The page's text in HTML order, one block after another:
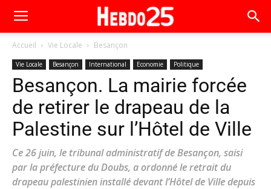
Accueil Vie Locale Besançon
Vie Locale Besançon International Economie Politique
Besançon. La mairie forcée
de retirer le drapeau de la
Palestine sur l’Hôtel de Ville
Ce 26 juin, le tribunal administratif de Besançon, saisi
par la préfecture du Doubs, a ordonné le retrait du
drapeau palestinien installé devant l’Hôtel de Ville depuis